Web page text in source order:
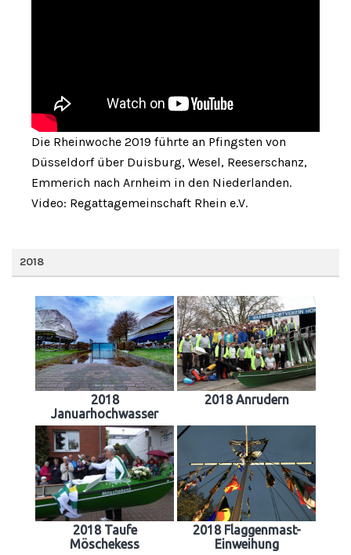
Die Rheinwoche 2019 führte an Pfingsten von
Düsseldorf über Duisburg, Wesel, Reeserschanz,
Emmerich nach Arnheim in den Niederlanden.
Video: Regattagemeinschaft Rhein e.V.
2018
2018
Januarhochwasser
2018 Anrudern
2018 Taufe
Möschekess
2018 Flaggenmast-
Einweihung